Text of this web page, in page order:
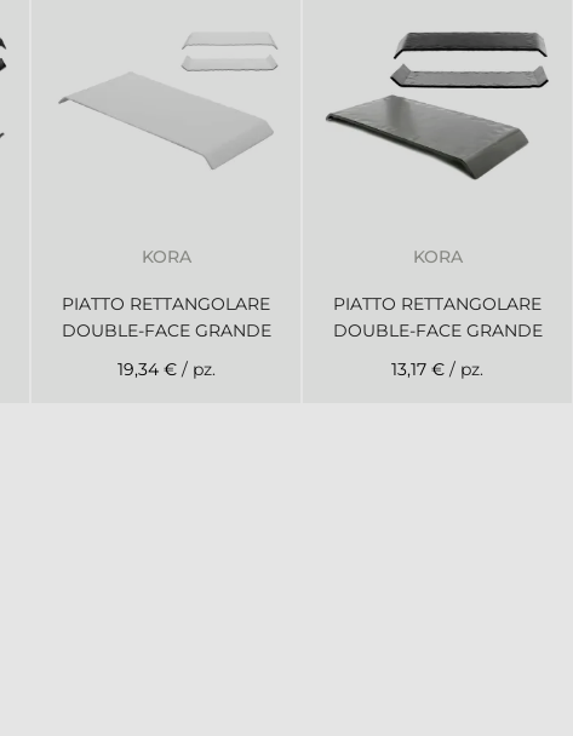
KORA
PIATTO RETTANGOLARE
DOUBLE-FACE GRANDE
19,34 € / pz.
KORA
PIATTO RETTANGOLARE
DOUBLE-FACE GRANDE
13,17 € / pz.